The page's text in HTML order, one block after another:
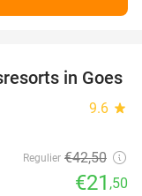
49%
in Goes
9.6 star
Regulier €42,50
€21 ,50